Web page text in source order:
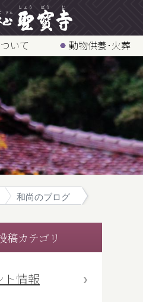
いて 動物供養･火葬
和尚のブログ
稿カテゴリ
ト情報